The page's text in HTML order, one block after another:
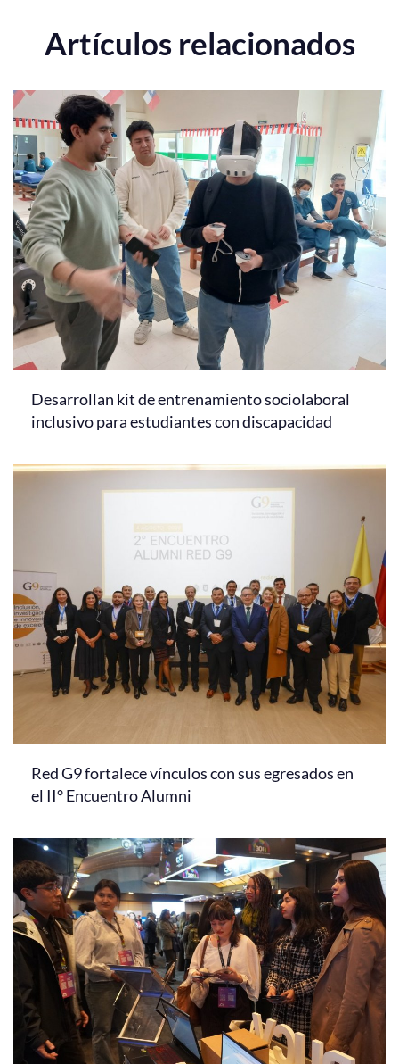
Artículos relacionados
Desarrollan kit de entrenamiento sociolaboral
inclusivo para estudiantes con discapacidad
Red G9 fortalece vínculos con sus egresados en
el II° Encuentro Alumni